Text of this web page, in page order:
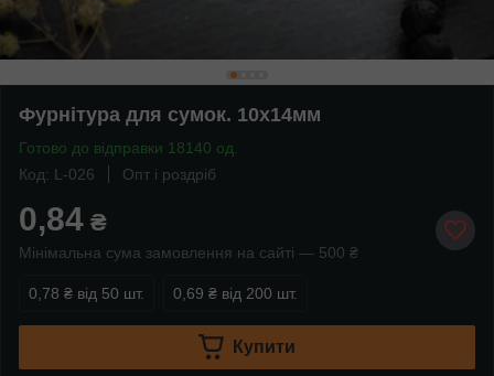
Фурнітура для сумок. 10х14мм
Готово до відправки 18140 од.
Код: L-026
Опт і роздріб
0,84 ₴
Мінімальна сума замовлення на сайті — 500 ₴
0,78 ₴ від 50 шт. 0,69 ₴ від 200 шт.
Купити